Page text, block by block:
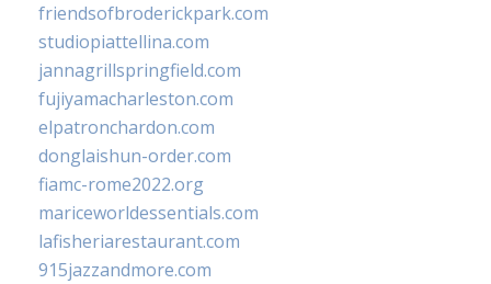
friendsofbroderickpark.com
studiopiattellina.com
jannagrillspringfield.com
fujiyamacharleston.com
elpatronchardon.com
donglaishun-order.com
fiamc-rome2022.org
mariceworldessentials.com
lafisheriarestaurant.com
915jazzandmore.com